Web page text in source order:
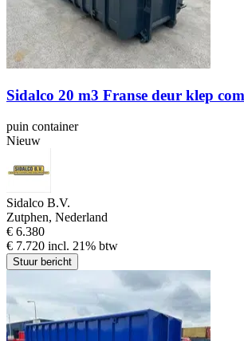
Sidalco 20 m3 Franse deur klep
puin container
Nieuw
Sidalco B.V.
Zutphen, Nederland
€ 6.380
€ 7.720 incl. 21% btw
Stuur bericht